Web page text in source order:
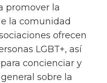
promover la
la comunidad
ofrecen
LGBT+, así
concienciar y
sobre la